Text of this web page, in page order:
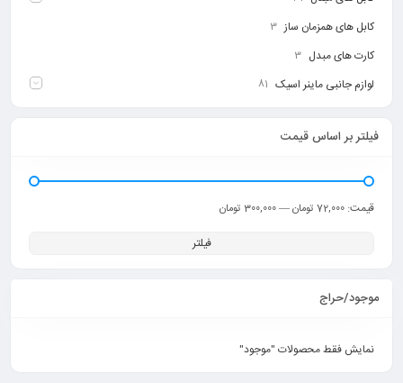
کابل های همزمان ساز 3
کارت های مبدل 3
لوازم جانبی ماینر اسیک 81
فیلتر بر اساس قیمت
فیلتر
قیمت: 72,000 تومان —300,000 تومان
موجود/حراج
نمایش فقط محصولات "موجود"